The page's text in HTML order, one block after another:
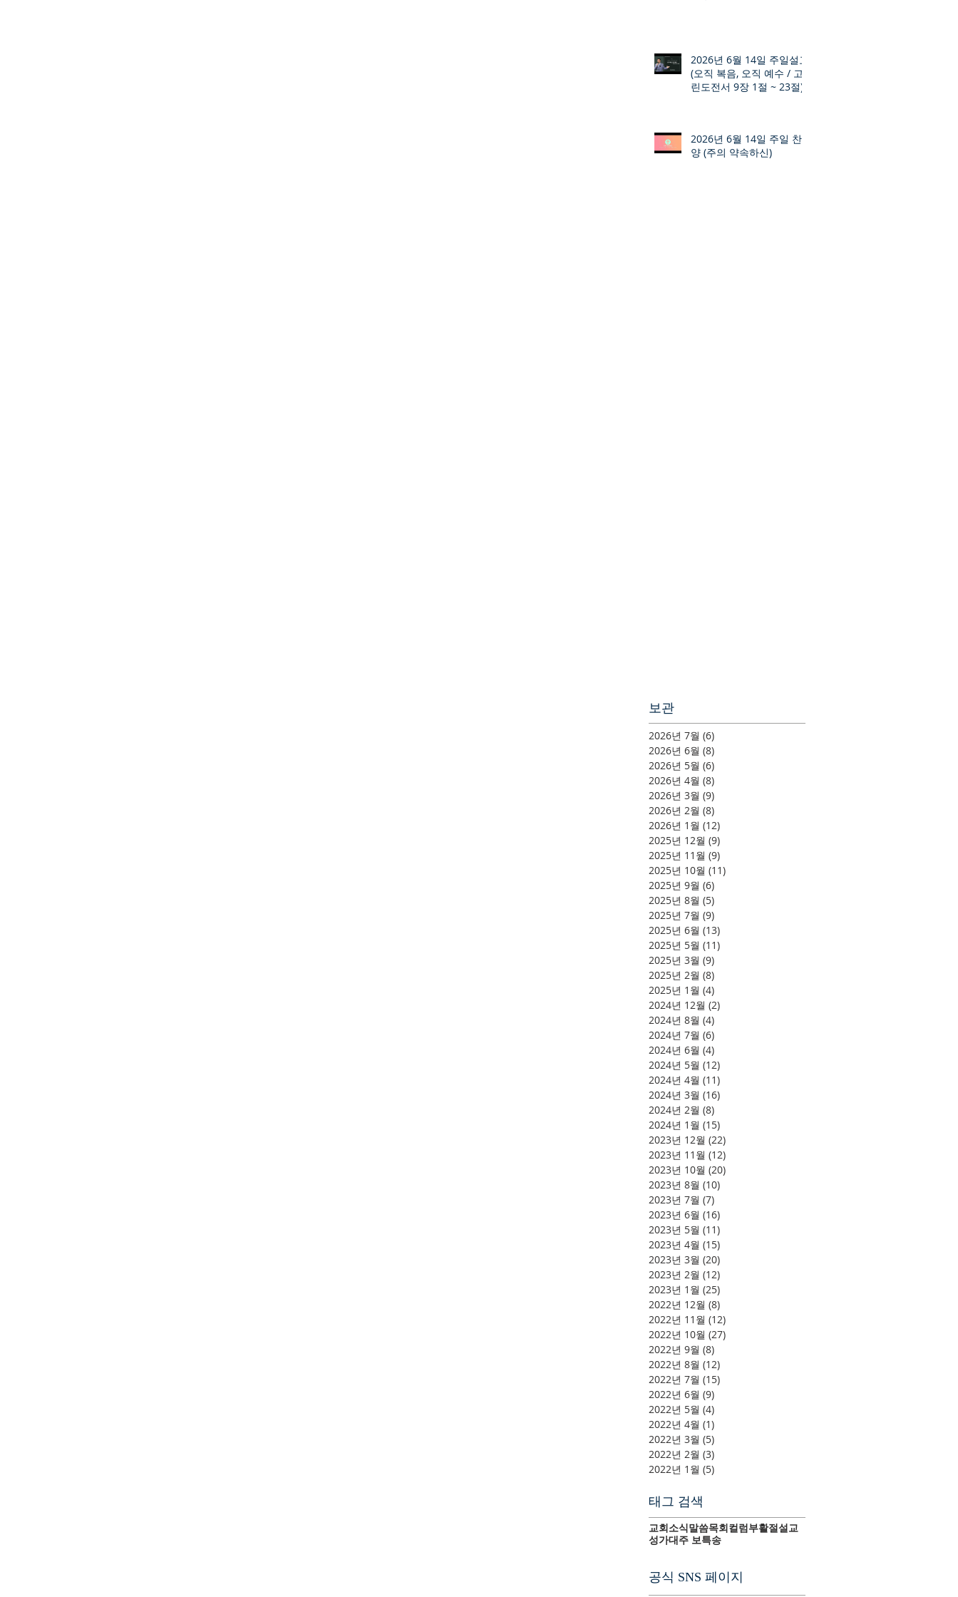
2026년 6월 14일 주일설교
(오직 복음, 오직 예수 / 고
린도전서 9장 1절 ~ 23절)
2026년 6월 14일 주일 찬
양 (주의 약속하신)
보관
2026년 7월 (6)
2026년 6월 (8)
2026년 5월 (6)
2026년 4월 (8)
2026년 3월 (9)
2026년 2월 (8)
2026년 1월 (12)
2025년 12월 (9)
2025년 11월 (9)
2025년 10월 (11)
2025년 9월 (6)
2025년 8월 (5)
2025년 7월 (9)
2025년 6월 (13)
2025년 5월 (11)
2025년 3월 (9)
2025년 2월 (8)
2025년 1월 (4)
2024년 12월 (2)
2024년 8월 (4)
2024년 7월 (6)
2024년 6월 (4)
2024년 5월 (12)
2024년 4월 (11)
2024년 3월 (16)
2024년 2월 (8)
2024년 1월 (15)
2023년 12월 (22)
2023년 11월 (12)
2023년 10월 (20)
2023년 8월 (10)
2023년 7월 (7)
2023년 6월 (16)
2023년 5월 (11)
2023년 4월 (15)
2023년 3월 (20)
2023년 2월 (12)
2023년 1월 (25)
2022년 12월 (8)
2022년 11월 (12)
2022년 10월 (27)
2022년 9월 (8)
2022년 8월 (12)
2022년 7월 (15)
2022년 6월 (9)
2022년 5월 (4)
2022년 4월 (1)
2022년 3월 (5)
2022년 2월 (3)
2022년 1월 (5)
태그 검색
교회소식말씀목회컬럼 부활절설교
성가대 주 보특송
공식 SNS 페이지